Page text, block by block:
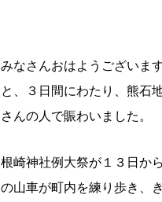
みなさんおはようございま
と、３日間にわたり、熊石
さんの人で賑わいました。
根崎神社例大祭が１３日か
の山車が町内を練り歩き、